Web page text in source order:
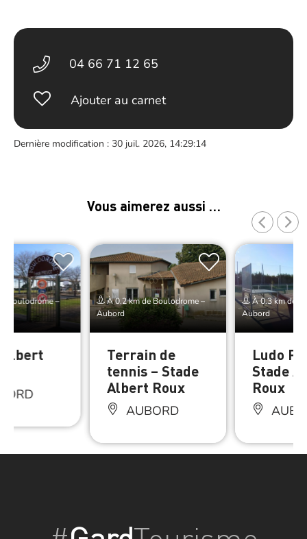
04 66 71 12 65
Ajouter au carnet
Dernière modification : 30 juil. 2026, 14:29:14
Vous aimerez aussi …
Boulodrome –
Albert
À 0.2 km de Boulodrome –
Aubord
Terrain de
tennis – Stade
Albert Roux
AUBORD
À 0.3 km de
Aubord
Ludo
Stade
Roux